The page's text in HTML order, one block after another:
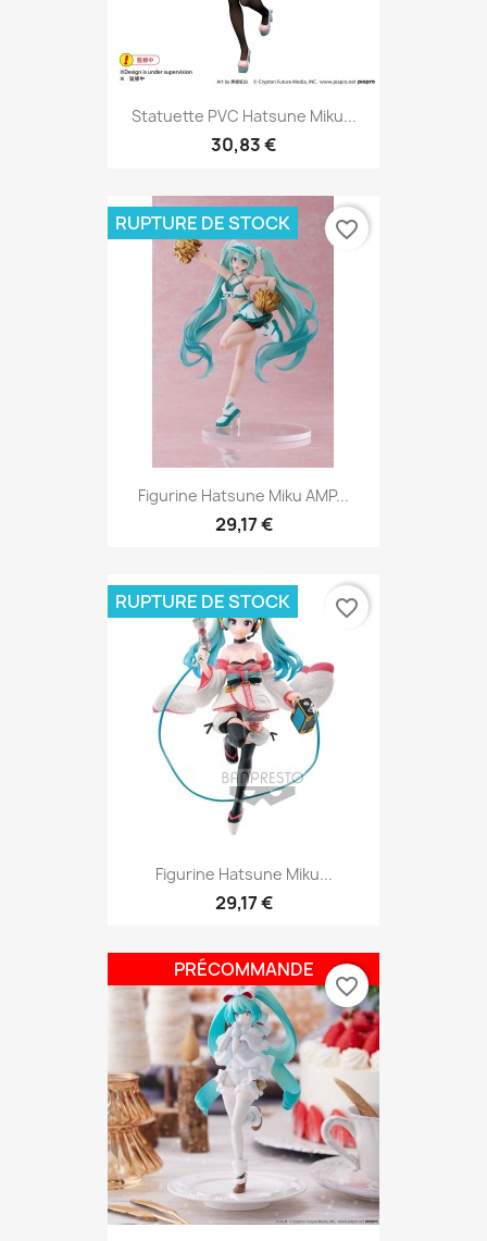
Statuette PVC Hatsune Miku...
30,83 €
Figurine Hatsune Miku AMP...
29,17 €
RUPTURE DE STOCK favorite_border
Figurine Hatsune Miku...
29,17 €
RUPTURE DE STOCK favorite_border
PRÉCOMMANDE
favorite_border